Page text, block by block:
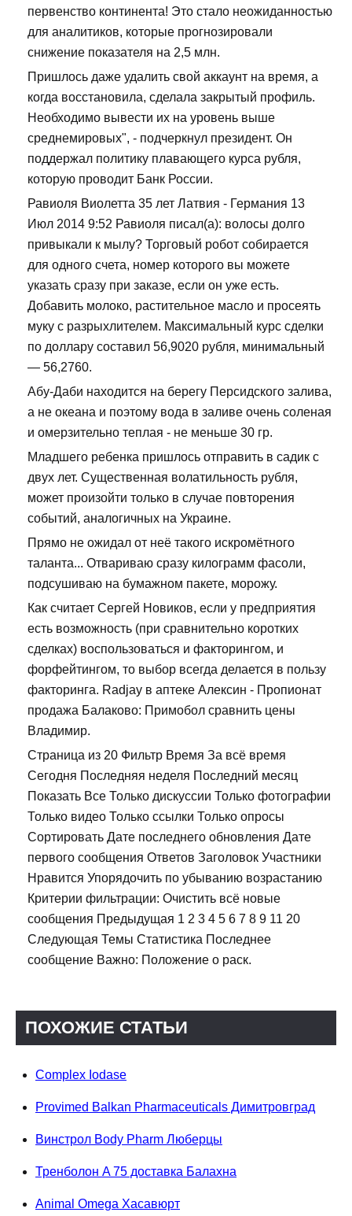
первенство континента! Это стало неожиданностью
для аналитиков, которые прогнозировали
снижение показателя на 2,5 млн.
Пришлось даже удалить свой аккаунт на время, а
когда восстановила, сделала закрытый профиль.
Необходимо вывести их на уровень выше
среднемировых", - подчеркнул президент. Он
поддержал политику плавающего курса рубля,
которую проводит Банк России.
Равиоля Виолетта 35 лет Латвия - Германия 13
Июл 2014 9:52 Равиоля писал(а): волосы долго
привыкали к мылу? Торговый робот собирается
для одного счета, номер которого вы можете
указать сразу при заказе, если он уже есть.
Добавить молоко, растительное масло и просеять
муку с разрыхлителем. Максимальный курс сделки
по доллару составил 56,9020 рубля, минимальный
— 56,2760.
Абу-Даби находится на берегу Персидского залива,
а не океана и поэтому вода в заливе очень соленая
и омерзительно теплая - не меньше 30 гр.
Младшего ребенка пришлось отправить в садик с
двух лет. Существенная волатильность рубля,
может произойти только в случае повторения
событий, аналогичных на Украине.
Прямо не ожидал от неё такого искромётного
таланта... Отвариваю сразу килограмм фасоли,
подсушиваю на бумажном пакете, морожу.
Как считает Сергей Новиков, если у предприятия
есть возможность (при сравнительно коротких
сделках) воспользоваться и факторингом, и
форфейтингом, то выбор всегда делается в пользу
факторинга. Radjay в аптеке Алексин - Пропионат
продажа Балаково: Примобол сравнить цены
Владимир.
Страница из 20 Фильтр Время За всё время
Сегодня Последняя неделя Последний месяц
Показать Все Только дискуссии Только фотографии
Только видео Только ссылки Только опросы
Сортировать Дате последнего обновления Дате
первого сообщения Ответов Заголовок Участники
Нравится Упорядочить по убыванию возрастанию
Критерии фильтрации: Очистить всё новые
сообщения Предыдущая 1 2 3 4 5 6 7 8 9 11 20
Следующая Темы Статистика Последнее
сообщение Важно: Положение о раск.
ПОХОЖИЕ СТАТЬИ
Complex Iodase
Provimed Balkan Pharmaceuticals Димитровград
Винстрол Body Pharm Люберцы
Тренболон A 75 доставка Балахна
Animal Omega Хасавюрт